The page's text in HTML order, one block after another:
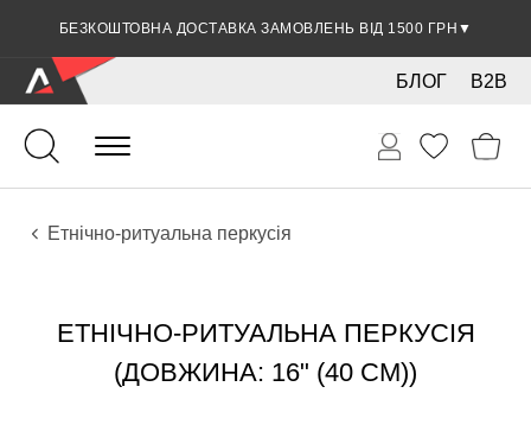
БЕЗКОШТОВНА ДОСТАВКА ЗАМОВЛЕНЬ ВІД 1500 ГРН ▼
B2B
БЛОГ
Ударні
Перкусія
Інструменти
Етнічно-ритуальна перкусія
ЕТНІЧНО-РИТУАЛЬНА ПЕРКУСІЯ
(ДОВЖИНА: 16" (40 СМ))